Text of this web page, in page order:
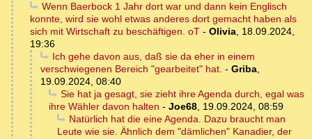
Wenn Baerbock 1 Jahr dort war und dann kein Englisch
konnte, wird sie wohl etwas anderes dort gemacht haben als
sich mit Wirtschaft zu beschäftigen. oT - Olivia, 18.09.2024,
19:36
Ich gehe davon aus, daß sie da eher in einem
verschwiegenen Bereich "gearbeitet" hat. - Griba,
19.09.2024, 08:40
Sie hat ja gesagt, sie zieht ihre Agenda durch, egal was
ihre Wähler davon halten - Joe68, 19.09.2024, 08:59
Natürlich hat die eine Agenda. Dazu braucht man
Leute wie sie. Ähnlich dem "dämlichen" Kanadier, der